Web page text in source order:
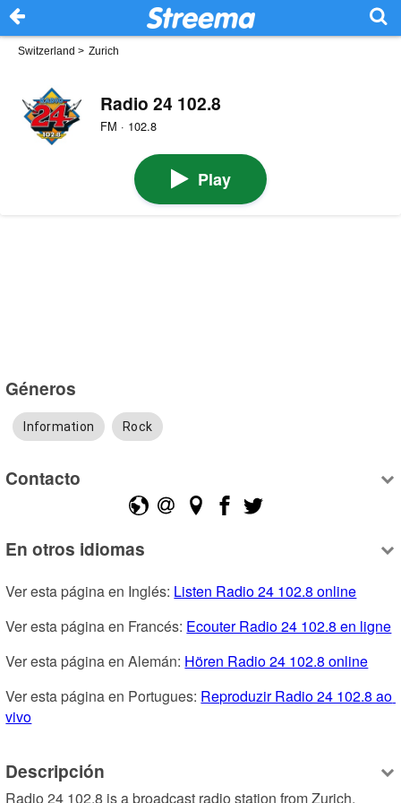
Switzerland > Zurich
Radio 24 102.8
FM · 102.8
Play
Géneros
Information Rock
Contacto
En otros idiomas
Ver esta página en Inglés: Listen Radio 24 102.8 online
Ver esta página en Francés: Ecouter Radio 24 102.8 en ligne
Ver esta página en Alemán: Hören Radio 24 102.8 online
Ver esta página en Portugues: Reproduzir Radio 24 102.8 ao
vivo
Descripción
Radio 24 102.8 is a broadcast radio station from Zurich,